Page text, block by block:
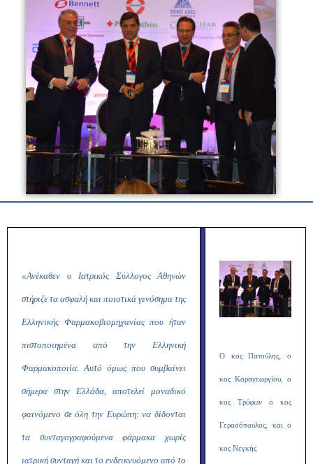
«Ανέκαθεν ο Ιατρικός Σύλλογος Αθηνών
στήριζε τα ασφαλή και ποιοτικά γενόσημα της
Ελληνικής Φαρμακοβιομηχανίας που ήταν
πιστοποιημένα από την Ελληνική
Φαρμακοποιία. Αυτό όμως που συμβαίνει
σήμερα στην Ελλάδα, αποτελεί μοναδικό
φαινόμενο σε όλη την Ευρώπη: να δίδονται
τα συνταγογραφούμενα φάρμακα χωρίς
ιατρική συνταγή και το ενδεικνυόμενο από το
Ο κος Πατούλης, ο
κος Καραγεωργίου, ο
κος Τρύφων ο κος
Γερασόπουλος, και ο
κος Νεγκής